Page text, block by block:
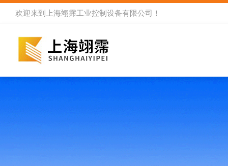
欢迎来到 上海翊霈工业控制设备有限公司 ！